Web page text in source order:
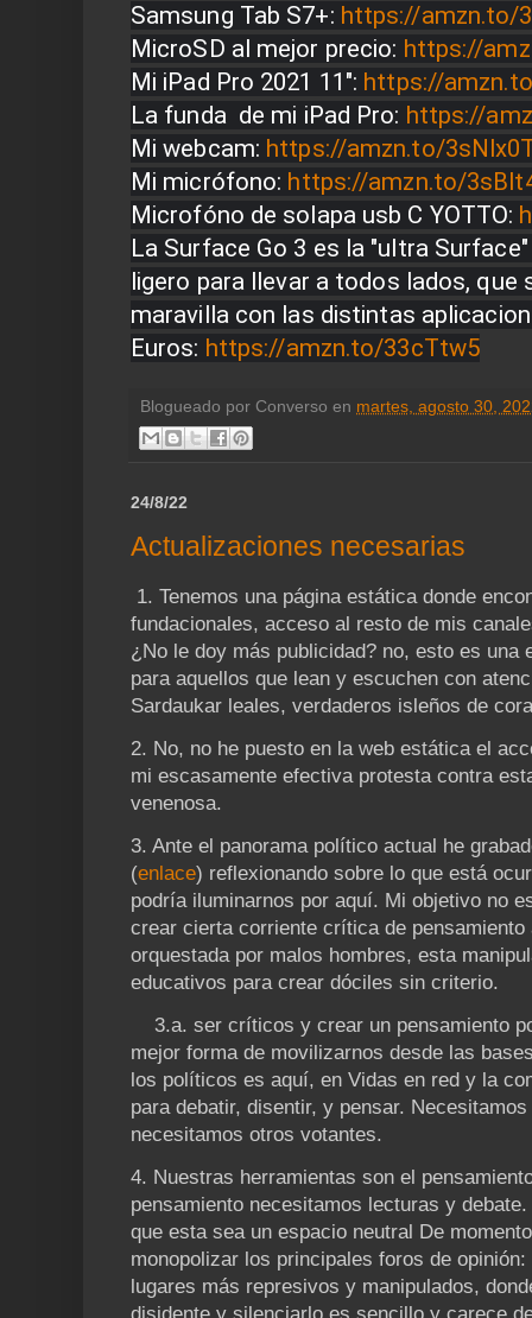
Samsung Tab S7+: https://amzn.to/
MicroSD al mejor precio: https://
Mi iPad Pro 2021 11": https://
La funda  de mi iPad Pro: https://
Mi webcam: https://amzn.to/
Mi micrófono: https://amzn.to/
Microfóno de solapa usb C YOTTO:
La Surface Go 3 es la "ultra
ligero para llevar a todos lados, que
maravilla con las distintas
Euros: https://amzn.to/33cTtw5
Blogueado por Converso en martes, agosto 30,
24/8/22
Actualizaciones necesarias
1. Tenemos una página estática donde
fundacionales, acceso al resto de mis
¿No le doy más publicidad? no, esto es una
para aquellos que lean y escuchen con
Sardaukar leales, verdaderos isleños de
2. No, no he puesto en la web estática el
mi escasamente efectiva protesta contra
venenosa.
3. Ante el panorama político actual he
(enlace) reflexionando sobre lo que está
podría iluminarnos por aquí. Mi objetivo no
crear cierta corriente crítica de pensamiento
orquestada por malos hombres, esta
educativos para crear dóciles sin criterio.
3.a. ser críticos y crear un pensamiento
mejor forma de movilizarnos desde las
los políticos es aquí, en Vidas en red y la
para debatir, disentir, y pensar.
necesitamos otros votantes.
4. Nuestras herramientas son el
pensamiento necesitamos lecturas y
que esta sea un espacio neutral De
monopolizar los principales foros de
lugares más represivos y manipulados,